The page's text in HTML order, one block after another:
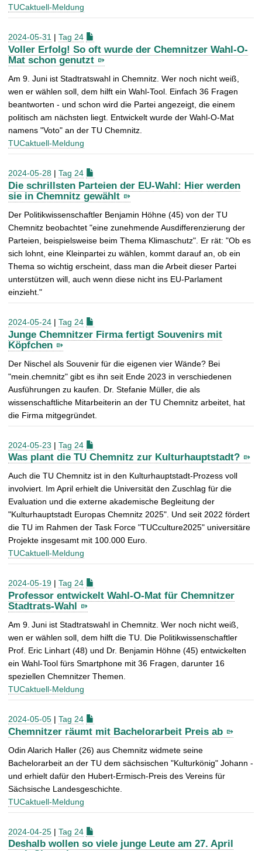
TUCaktuell-Meldung
2024-05-31 | Tag 24
Voller Erfolg! So oft wurde der Chemnitzer Wahl-O-
Mat schon genutzt
Am 9. Juni ist Stadtratswahl in Chemnitz. Wer noch nicht weiß,
wen er wählen soll, dem hilft ein Wahl-Tool. Einfach 36 Fragen
beantworten - und schon wird die Partei angezeigt, die einem
politisch am nächsten liegt. Entwickelt wurde der Wahl-O-Mat
namens "Voto" an der TU Chemnitz.
TUCaktuell-Meldung
2024-05-28 | Tag 24
Die schrillsten Parteien der EU-Wahl: Hier werden
sie in Chemnitz gewählt
Der Politikwissenschaftler Benjamin Höhne (45) von der TU
Chemnitz beobachtet "eine zunehmende Ausdifferenzierung der
Parteien, beispielsweise beim Thema Klimaschutz". Er rät: "Ob es
sich lohnt, eine Kleinpartei zu wählen, kommt darauf an, ob ein
Thema so wichtig erscheint, dass man die Arbeit dieser Partei
unterstützen will, auch wenn diese nicht ins EU-Parlament
einzieht."
2024-05-24 | Tag 24
Junge Chemnitzer Firma fertigt Souvenirs mit
Köpfchen
Der Nischel als Souvenir für die eigenen vier Wände? Bei
"mein.chemnitz" gibt es ihn seit Ende 2023 in verschiedenen
Ausführungen zu kaufen. Dr. Stefanie Müller, die als
wissenschaftliche Mitarbeiterin an der TU Chemnitz arbeitet, hat
die Firma mitgegründet.
2024-05-23 | Tag 24
Was plant die TU Chemnitz zur Kulturhauptstadt?
Auch die TU Chemnitz ist in den Kulturhauptstadt-Prozess voll
involviert. Im April erhielt die Universität den Zuschlag für die
Evaluation und die externe akademische Begleitung der
"Kulturhauptstadt Europas Chemnitz 2025". Und seit 2022 fördert
die TU im Rahmen der Task Force "TUCculture2025" universitäre
Projekte insgesamt mit 100.000 Euro.
TUCaktuell-Meldung
2024-05-19 | Tag 24
Professor entwickelt Wahl-O-Mat für Chemnitzer
Stadtrats-Wahl
Am 9. Juni ist Stadtratswahl in Chemnitz. Wer noch nicht weiß,
wen er wählen soll, dem hilft die TU. Die Politikwissenschaftler
Prof. Eric Linhart (48) und Dr. Benjamin Höhne (45) entwickelten
ein Wahl-Tool fürs Smartphone mit 36 Fragen, darunter 16
speziellen Chemnitzer Themen.
TUCaktuell-Meldung
2024-05-05 | Tag 24
Chemnitzer räumt mit Bachelorarbeit Preis ab
Odin Alarich Haller (26) aus Chemnitz widmete seine
Bachelorarbeit an der TU dem sächsischen "Kulturkönig" Johann -
und erhielt dafür den Hubert-Ermisch-Preis des Vereins für
Sächsische Landesgeschichte.
TUCaktuell-Meldung
2024-04-25 | Tag 24
Deshalb wollen so viele junge Leute am 27. April